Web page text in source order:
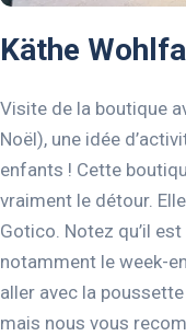
Käthe
Visite de la boutique
Noël), une idée
enfants ! Cette
vraiment le détour.
Gotico. Notez qu’il
notamment le week-
aller avec la
mais nous vous